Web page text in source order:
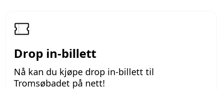
Drop in-billett
Nå kan du kjøpe drop in-billett til
Tromsøbadet på nett!
Icon